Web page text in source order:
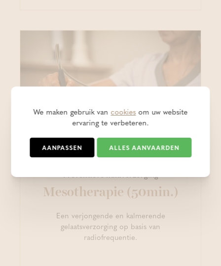
Preventieve huidverzorging
Mesotherapie (50min.)
Een verjongende en kalmerende
gelaatsverzorging op basis van
radiofrequentie.
We maken gebruik vancookiesom uw website
ervaring te verbeteren.
AANPASSEN ALLES AANVAARDEN